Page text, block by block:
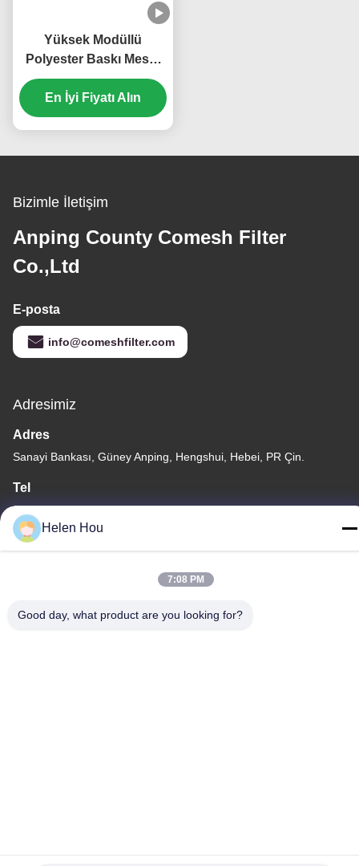
Yüksek Modüllü
Polyester Baskı Mesh,
T-Shirt Baskı için İpek
Ekran Mesh
En İyi Fiyatı Alın
Bizimle İletişim
Anping County Comesh Filter
Co.,Ltd
E-posta
info@comeshfilter.com
Adresimiz
Adres
Sanayi Bankası, Güney Anping, Hengshui, Hebei, PR Çin.
Tel
86-318-7595879
Helen Hou
7:08 PM
Good day, what product are you looking for?